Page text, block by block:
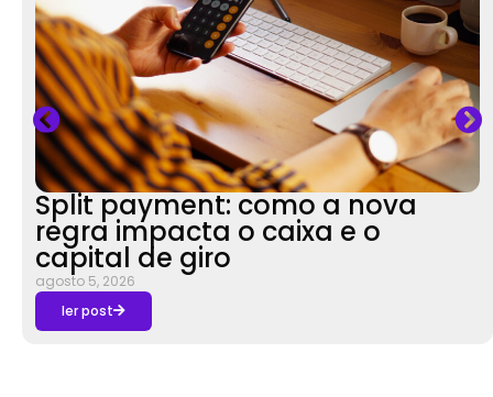
Split payment: como a nova
regra impacta o caixa e o
capital de giro
agosto 5, 2026
ler post